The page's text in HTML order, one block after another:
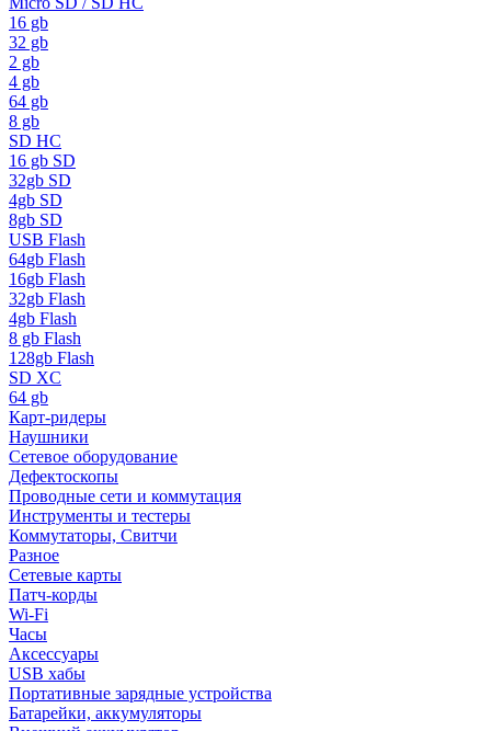
16 gb
32 gb
2 gb
4 gb
64 gb
8 gb
SD HC
16 gb SD
32gb SD
4gb SD
8gb SD
USB Flash
64gb Flash
16gb Flash
32gb Flash
4gb Flash
8 gb Flash
128gb Flash
SD XC
64 gb
Карт-ридеры
Наушники
Сетевое оборудование
Дефектоскопы
Проводные сети и коммутация
Инструменты и тестеры
Коммутаторы, Свитчи
Разное
Сетевые карты
Патч-корды
Wi-Fi
Часы
Аксессуары
USB хабы
Портативные зарядные устройства
Батарейки, аккумуляторы